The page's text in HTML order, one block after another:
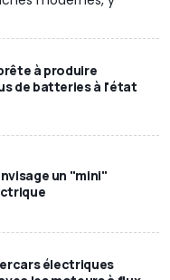
à produire
de batteries à l'état
un "mini"
électriques